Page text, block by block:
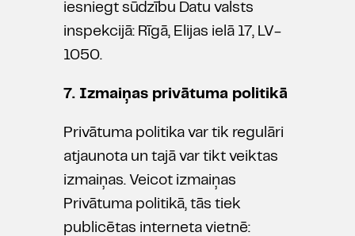
iesniegt sūdzību Datu valsts
inspekcijā: Rīgā, Elijas ielā 17, LV-
1050.
7. Izmaiņas privātuma politikā
Privātuma politika var tik regulāri
atjaunota un tajā var tikt veiktas
izmaiņas. Veicot izmaiņas
Privātuma politikā, tās tiek
publicētas interneta vietnē: